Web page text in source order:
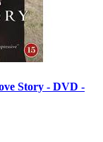
Story - DVD -